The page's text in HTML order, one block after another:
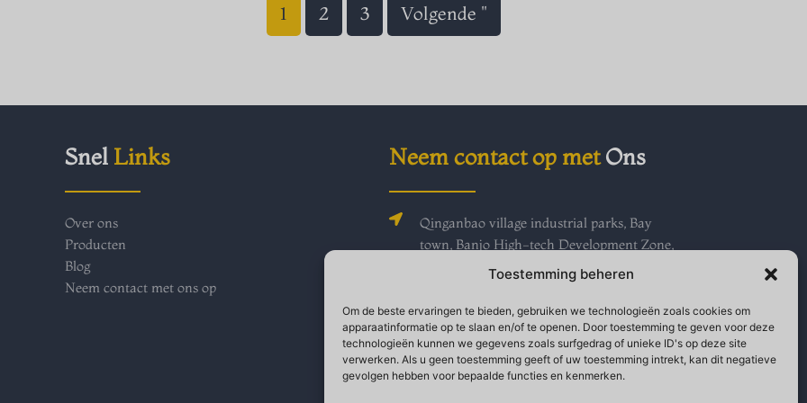
Toestemming beheren
Om de beste ervaringen te bieden, gebruiken we technologieën zoals cookies om
apparaatinformatie op te slaan en/of te openen. Door toestemming te geven voor deze
technologieën kunnen we gegevens zoals surfgedrag of unieke ID's op deze site
verwerken. Als u geen toestemming geeft of uw toestemming intrekt, kan dit negatieve
gevolgen hebben voor bepaalde functies en kenmerken.
1 2 3 Volgende "
Snel Links
Over ons
Producten
Blog
Neem contact met ons op
Neem contact op metOns
Qinganbao village industrial parks, Bay
town, Banjo High-tech Development Zone,
provincie Shaanxi
+86-9173817017
sales@geerwork.com
Jessie Jong